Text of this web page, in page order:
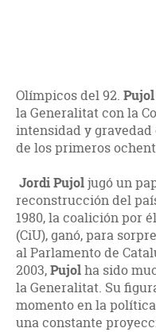
Olímpicos del 92. Pujol
la Generalitat con la
intensidad y
de los primeros
Jordi Pujoljugó un
reconstrucción del
1980, la coalición por
(CiU), ganó, para
al Parlamento de
2003,Pujolha sido
la Generalitat. Su
momento en la
una constante